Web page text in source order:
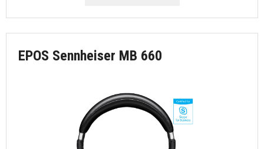
EPOS Sennheiser MB 660